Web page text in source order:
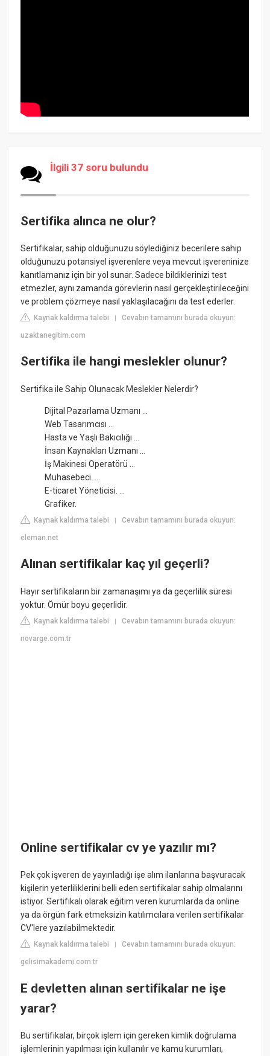
İlgili 37 soru bulundu
Sertifika alınca ne olur?
Sertifikalar, sahip olduğunuzu söylediğiniz becerilere sahip
olduğunuzu potansiyel işverenlere veya mevcut işvereninize
kanıtlamanız için bir yol sunar. Sadece bildiklerinizi test
etmezler, aynı zamanda görevlerin nasıl gerçekleştirileceğini
ve problem çözmeye nasıl yaklaşılacağını da test ederler.
Kaynak kaldırma talebi |Cevabın tamamını burada okuyun:
uzaktanegitim.com
Sertifika ile hangi meslekler olunur?
Sertifika ile Sahip Olunacak Meslekler Nelerdir?
Dijital Pazarlama Uzmanı ...
Web Tasarımcısı ...
Hasta ve Yaşlı Bakıcılığı ...
İnsan Kaynakları Uzmanı ...
İş Makinesi Operatörü ...
Muhasebeci. ...
E-ticaret Yöneticisi. ...
Grafiker.
Kaynak kaldırma talebi |Cevabın tamamını burada okuyun:
eleman.net
Alınan sertifikalar kaç yıl geçerli?
Hayır sertifikaların bir zamanaşımı ya da geçerlilik süresi
yoktur. Ömür boyu geçerlidir.
Kaynak kaldırma talebi |Cevabın tamamını burada okuyun:
novarge.com.tr
Online sertifikalar cv ye yazılır mı?
Pek çok işveren de yayınladığı işe alım ilanlarına başvuracak
kişilerin yeterliliklerini belli eden sertifikalar sahip olmalarını
istiyor. Sertifikalı olarak eğitim veren kurumlarda da online
ya da örgün fark etmeksizin katılımcılara verilen sertifikalar
CV'lere yazılabilmektedir.
Kaynak kaldırma talebi |Cevabın tamamını burada okuyun:
gelisimakademi.com.tr
E devletten alınan sertifikalar ne işe
yarar?
Bu sertifikalar, birçok işlem için gereken kimlik doğrulama
işlemlerinin yapılması için kullanılır ve kamu kurumları,